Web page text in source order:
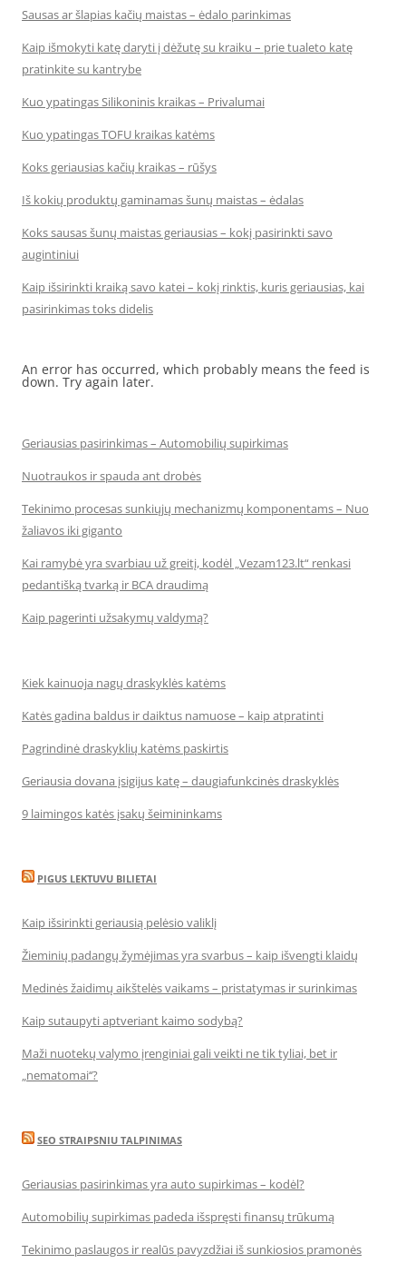
Sausas ar šlapias kačių maistas – ėdalo parinkimas
Kaip išmokyti katę daryti į dėžutę su kraiku – prie tualeto katę
pratinkite su kantrybe
Kuo ypatingas Silikoninis kraikas – Privalumai
Kuo ypatingas TOFU kraikas katėms
Koks geriausias kačių kraikas – rūšys
Iš kokių produktų gaminamas šunų maistas – ėdalas
Koks sausas šunų maistas geriausias – kokį pasirinkti savo
augintiniui
Kaip išsirinkti kraiką savo katei – kokį rinktis, kuris geriausias, kai
pasirinkimas toks didelis
An error has occurred, which probably means the feed is
down. Try again later.
Geriausias pasirinkimas – Automobilių supirkimas
Nuotraukos ir spauda ant drobės
Tekinimo procesas sunkiųjų mechanizmų komponentams – Nuo
žaliavos iki giganto
Kai ramybė yra svarbiau už greitį, kodėl „Vezam123.lt“ renkasi
pedantišką tvarką ir BCA draudimą
Kaip pagerinti užsakymų valdymą?
Kiek kainuoja nagų draskyklės katėms
Katės gadina baldus ir daiktus namuose – kaip atpratinti
Pagrindinė draskyklių katėms paskirtis
Geriausia dovana įsigijus katę – daugiafunkcinės draskyklės
9 laimingos katės įsakų šeimininkams
PIGUS LEKTUVU BILIETAI
Kaip išsirinkti geriausią pelėsio valiklį
Žieminių padangų žymėjimas yra svarbus – kaip išvengti klaidų
Medinės žaidimų aikštelės vaikams – pristatymas ir surinkimas
Kaip sutaupyti aptveriant kaimo sodybą?
Maži nuotekų valymo įrenginiai gali veikti ne tik tyliai, bet ir
„nematomai‘‘?
SEO STRAIPSNIU TALPINIMAS
Geriausias pasirinkimas yra auto supirkimas – kodėl?
Automobilių supirkimas padeda išspręsti finansų trūkumą
Tekinimo paslaugos ir realūs pavyzdžiai iš sunkiosios pramonės